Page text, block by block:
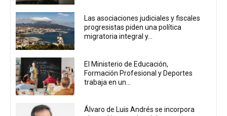
Las asociaciones judiciales y fiscales
progresistas piden una política
migratoria integral y...
El Ministerio de Educación,
Formación Profesional y Deportes
trabaja en un...
Álvaro de Luis Andrés se incorpora